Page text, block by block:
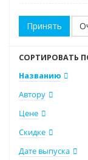
СОРТИРОВАТЬ
Названию
Автору
Цене
Скидке
Дате выпуска